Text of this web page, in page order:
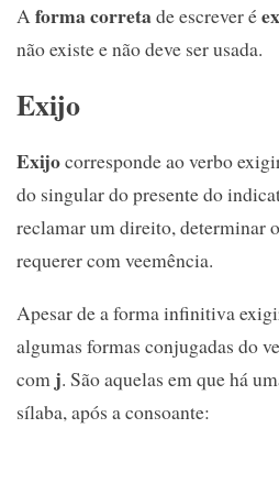
Aforma corretade escrever é
não existe e não deve ser usada.
Exijo
Exijocorresponde ao verbo
do singular do presente do
reclamar um direito, determinar o
requerer com veemência.
Apesar de a forma infinitiva
algumas formas conjugadas do
com j. São aquelas em que há
sílaba, após a consoante: